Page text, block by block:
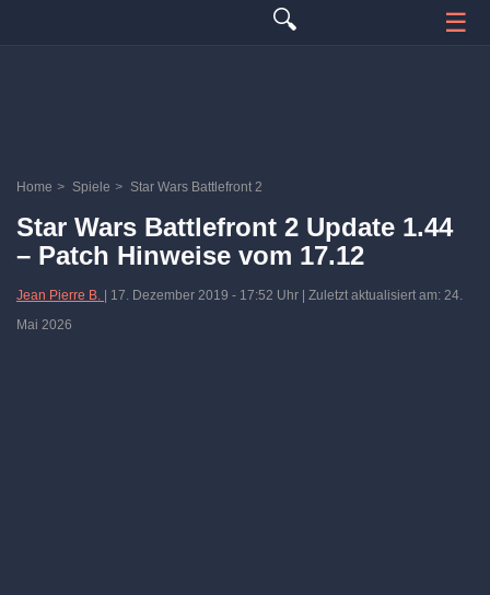
🔍 ☰
Home > Spiele > Star Wars Battlefront 2
Star Wars Battlefront 2 Update 1.44
– Patch Hinweise vom 17.12
Jean Pierre B. 17. Dezember 2019 - 17:52 Uhr | Zuletzt aktualisiert am: 24.
Mai 2026